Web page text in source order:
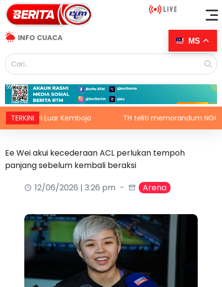
INFO CUACA
TERKINI
Luar Kemboja TH teliti memorandum NGO, terus
Ee Wei akui kecederaan ACL perlukan tempoh
panjang sebelum kembali beraksi
12/06/2026 | 3:26 pm
Arena
MS